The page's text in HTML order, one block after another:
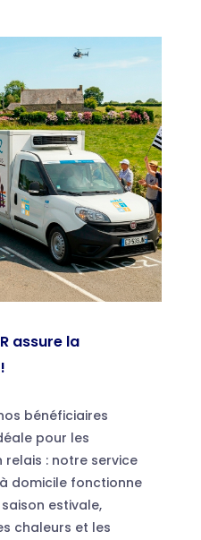
assure la
bénéficiaires
pour les
: notre service
domicile fonctionne
estivale,
chaleurs et les